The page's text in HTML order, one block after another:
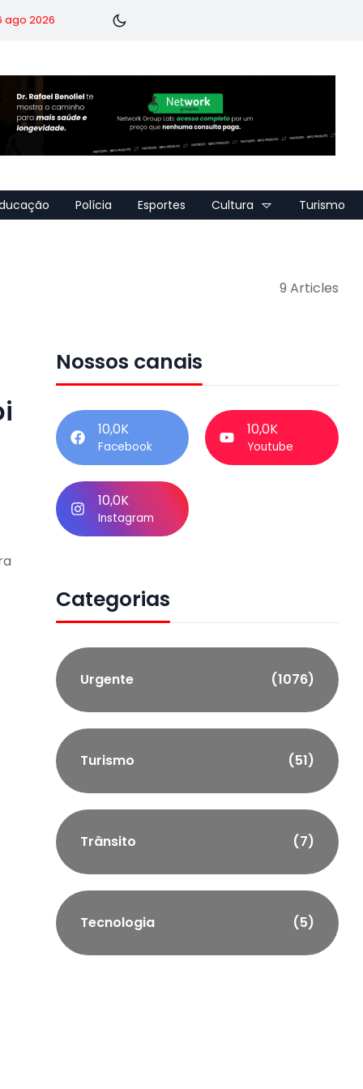
ago 2026
Polícia Esportes Cultura Turismo
9 Articles
Nossos canais
10,0K
Facebook
10,0K
Youtube
10,0K
Instagram
Categorias
Urgente (1076)
Turismo (51)
Trânsito (7)
Tecnologia (5)